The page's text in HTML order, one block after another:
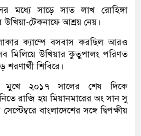
মধ্যে সাড়ে সাত লাখ রোহিঙ্গা
উখিয়া-টেকনাফে আশ্রয় নেয়।
ক্যাম্পে বসবাস করছিল আরও
মিলিয়ে উখিয়ার কুতুপালং পরিণত
শরণার্থী শিবিরে।
মুখে ২০১৭ সালের শেষ দিকে
রাজি হয় মিয়ানমারের অং সান সু
বাংলাদেশের সঙ্গে দ্বিপক্ষীয়